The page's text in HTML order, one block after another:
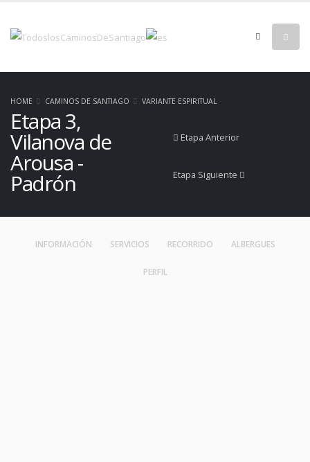
HOME CAMINOS DE SANTIAGO VARIANTE ESPIRITUAL
Etapa 3,
Vilanova de
Arousa -
Padrón
Etapa Anterior
Etapa Siguiente
INFORMACIÓN SERVICIOS RECORRIDO ALBERGUES
PERFIL